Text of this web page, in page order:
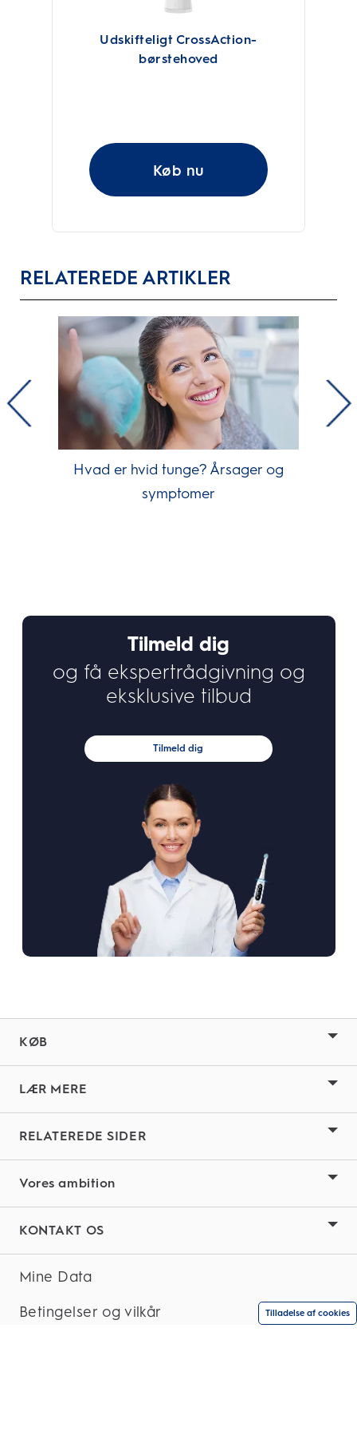
Udskifteligt CrossAction-
børstehoved
Køb nu
RELATEREDE ARTIKLER
Hvad er hvid tunge? Årsager og
symptomer
Tilmeld dig
og få ekspertrådgivning og
eksklusive tilbud
Tilmeld dig
KØB
LÆR MERE
RELATEREDE SIDER
Vores ambition
KONTAKT OS
Mine Data
Betingelser og vilkår
Tilladelse af cookies